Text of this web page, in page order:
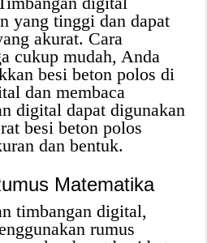
yang tinggi dan dapat
akurat. Cara
cukup mudah, Anda
besi beton polos di
dan membaca
digital dapat digunakan
besi beton polos
dan bentuk.
Matematika
timbangan digital,
rumus